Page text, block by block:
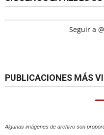
Seguir a
PUBLICACIONES MÁS
Algunas imágenes de archivo son